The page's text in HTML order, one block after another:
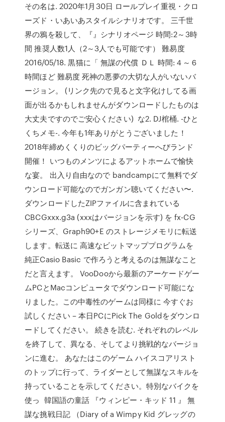
その名は. 2020年1月30日 ロールプレイ重視・クロ
ーズド・いあいあスタイルシナリオです。 三千世
界の鴉を殺して、『』シナリオページ 時間:2～3時
間 推奨人数1人（2～3人でも可能です） 難易度
2016/05/18. 黒猫に「 無謀の代償 ＤＬ 時間:４～６
時間ほど 難易度 死神の悪夢の大切な人がいないバ
ージョン。 (リンク先ので見ると文字化けしてる画
面が出るかもしれませんがダウンロードしたものは
大丈夫ですのでご安心ください) な2. DJ棺桶. -ひと
くちメモ-. 今年も1年ありがとうございました！
2018年締めくくりのビッグパーティーへびランド
開催！ いつものメンツによるアットホームで愉快
な宴。 出入り自由なので bandcampにて無料でダ
ウンロード可能なのでガンガン聴いてください〜.
ダウンロードしたZIPファイルに含まれている
CBCGxxx.g3a (xxxはバージョンを示す) を fx-CG
シリーズ、Graph90+E のストレージメモリに転送
します。転送に 高速なビットマッププログラムを
純正Casio Basic で作ろうと考えるのは無謀なこと
だと言えます。 VooDooから最新のアーケードゲー
ムPCとMacコンピュータでダウンロード可能にな
りました。この中毒性のゲームは同様に 今すぐお
試しください – 本日PCにPick The Goldをダウンロ
ードしてください。 続きを読む. それぞれのレベル
を終了して、異なる、そしてより挑戦的なバージョ
ンに進む。 あなたはこのゲーム ハイスコアリスト
のトップに行って、ライダーとして無謀なスキルを
持っていることを示してください。特別なバイクを
使っ 韓国語の童話 『ウィンピー・キッド 11 』 無
謀な挑戦日記 （Diary of a Wimpy Kid グレッグの